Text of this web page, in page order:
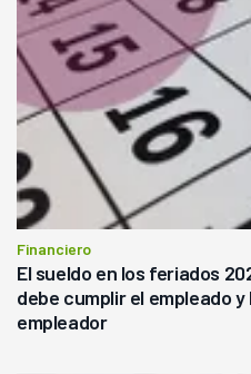
Financiero
El sueldo en los feriados
debe cumplir el empleado
empleador